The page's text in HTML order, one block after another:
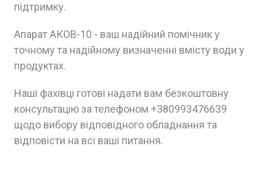
підтримку.
Апарат АКОВ-10 - ваш надійний помічник у
точному та надійному визначенні вмісту води у
продуктах.
Наші фахівці готові надати вам безкоштовну
консультацію за телефоном +380993476639
щодо вибору відповідного обладнання та
відповісти на всі ваші питання.